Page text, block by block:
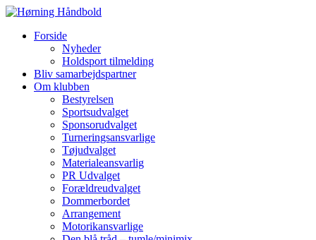
Forside
Nyheder
Holdsport tilmelding
Bliv samarbejdspartner
Om klubben
Bestyrelsen
Sportsudvalget
Sponsorudvalget
Turneringsansvarlige
Tøjudvalget
Materialeansvarlig
PR Udvalget
Forældreudvalget
Dommerbordet
Arrangement
Motorikansvarlige